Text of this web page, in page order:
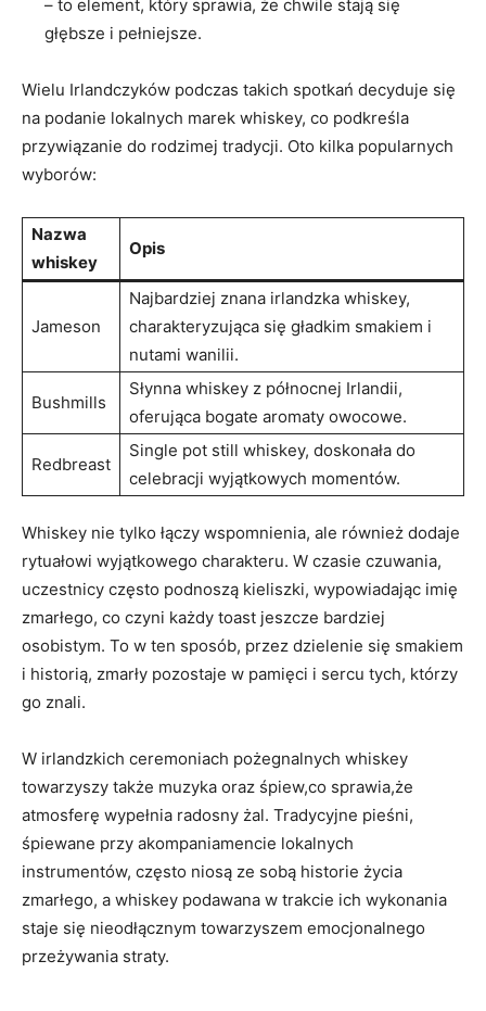
– to element, który sprawia, że chwile stają się
głębsze i pełniejsze.
Wielu Irlandczyków podczas takich spotkań decyduje się
na podanie lokalnych marek whiskey, co podkreśla
przywiązanie do rodzimej tradycji. Oto kilka popularnych
wyborów:
Nazwa
whiskey
Opis
Jameson
Najbardziej znana irlandzka whiskey,
charakteryzująca się gładkim smakiem i
nutami wanilii.
Bushmills
Słynna whiskey z północnej Irlandii,
oferująca bogate aromaty owocowe.
Redbreast
Single pot still whiskey, doskonała do
celebracji wyjątkowych momentów.
Whiskey nie tylko łączy wspomnienia, ale również dodaje
rytuałowi wyjątkowego charakteru. W czasie czuwania,
uczestnicy często podnoszą kieliszki, wypowiadając imię
zmarłego, co czyni każdy toast jeszcze bardziej
osobistym. To w ten sposób, przez dzielenie się smakiem
i historią, zmarły pozostaje w pamięci i sercu tych, którzy
go znali.
W irlandzkich ceremoniach pożegnalnych whiskey
towarzyszy także muzyka oraz śpiew,co sprawia,że
atmosferę wypełnia radosny żal. Tradycyjne pieśni,
śpiewane przy akompaniamencie lokalnych
instrumentów, często niosą ze sobą historie życia
zmarłego, a whiskey podawana w trakcie ich wykonania
staje się nieodłącznym towarzyszem emocjonalnego
przeżywania straty.